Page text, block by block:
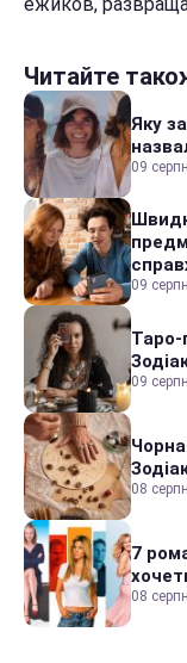
Читайте
Яку
09
09
Таро-
09
08
7
08